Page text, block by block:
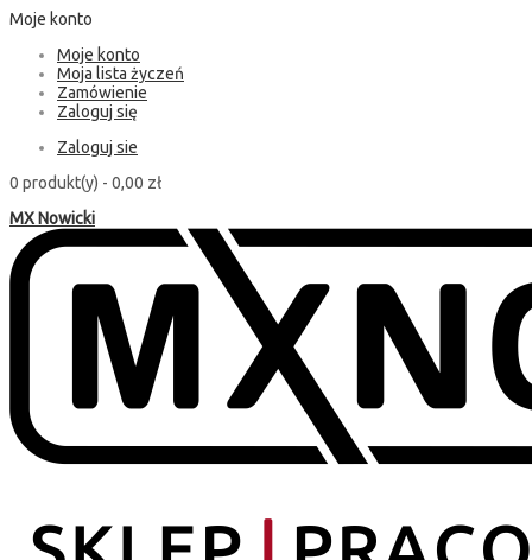
Moje konto
Moje konto
Moja lista życzeń
Zamówienie
Zaloguj się
Zaloguj sie
0 produkt(y) - 0,00 zł
MX Nowicki